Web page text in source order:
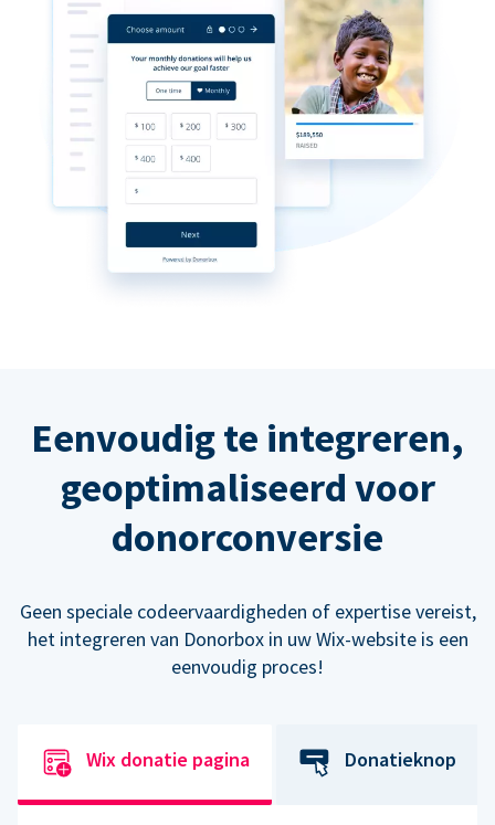
Eenvoudig te integreren,
geoptimaliseerd voor
donorconversie
Geen speciale codeervaardigheden of expertise vereist,
het integreren van Donorbox in uw Wix-website is een
eenvoudig proces!
Wix donatie pagina Donatieknop